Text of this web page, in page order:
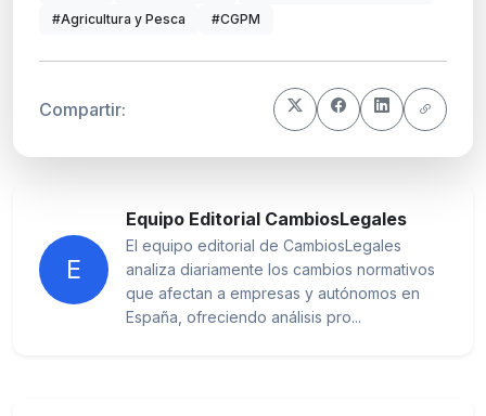
#Agricultura y Pesca
#CGPM
Compartir:
E
Equipo Editorial CambiosLegales
El equipo editorial de CambiosLegales
analiza diariamente los cambios normativos
que afectan a empresas y autónomos en
España, ofreciendo análisis pro...